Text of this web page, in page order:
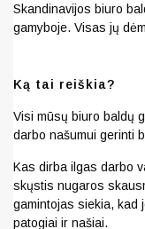
Skandinavijos biuro
gamyboje. Visas jų
Ką tai reiškia?
Visi mūsų biuro baldų
darbo našumui gerinti
Kas dirba ilgas darbo
skųstis nugaros
gamintojas siekia, kad
patogiai ir našiai.